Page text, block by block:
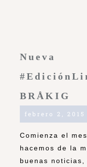
Nueva
BRÅKIG
febrero 2, 2015
Comienza el
hacemos de la
buenas noticias,